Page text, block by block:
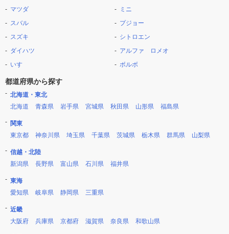
マツダ
スバル
スズキ
ダイハツ
いすゞ
ミニ
プジョー
シトロエン
アルファ ロメオ
ボルボ
都道府県から探す
北海道・東北
北海道
青森県 岩手県 宮城県 秋田県 山形県 福島県
関東
東京都
神奈川県 埼玉県 千葉県 茨城県 栃木県 群馬県 山梨県
信越・北陸
新潟県
長野県 富山県 石川県 福井県
東海
愛知県
岐阜県 静岡県 三重県
近畿
大阪府
兵庫県 京都府 滋賀県 奈良県 和歌山県